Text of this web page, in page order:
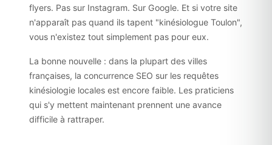
flyers. Pas sur Instagram. Sur Google. Et si votre site
n'apparaît pas quand ils tapent "kinésiologue Toulon",
vous n'existez tout simplement pas pour eux.
La bonne nouvelle : dans la plupart des villes
françaises, la concurrence SEO sur les requêtes
kinésiologie locales est encore faible. Les praticiens
qui s'y mettent maintenant prennent une avance
difficile à rattraper.